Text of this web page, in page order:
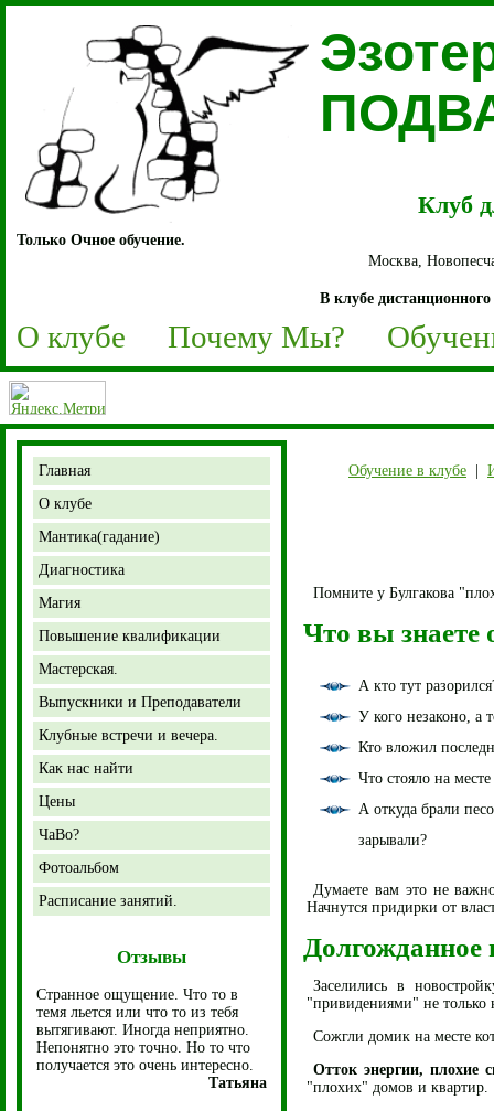
Только Очное обучение.
Клуб
Москва,
В клубе дистанционного
О клубе Почему Мы?
Главная
О клубе
Мантика(гадание)
Диагностика
Магия
Повышение квалификации
Мастерская.
Выпускники и Преподаватели
Клубные встречи и вечера.
Как нас найти
Цены
ЧаВо?
Фотоальбом
Расписание занятий.
Отзывы
Странное ощущение. Что то в
темя льется или что то из тебя
вытягивают. Иногда неприятно.
Непонятно это точно. Но то что
получается это очень интересно.
Татьяна
Обучение в клубе
Помните у Булгакова
Что вы знаете
А кто тут
У кого незаконо, а
Кто вложил
Что стояло на
А откуда брали
зарывали?
Думаете вам это не
Начнутся придирки от
Долгожданное
Заселились в
"привидениями" не только
Сожгли домик на месте
Отток энергии, плохие
"плохих" домов и